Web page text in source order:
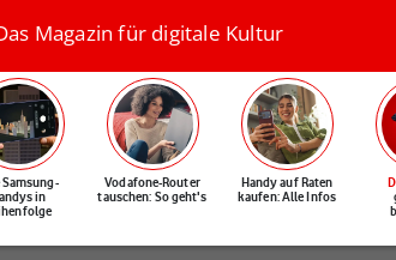
Magazin für digitale Kultur
in
Vodafone-Router
tauschen: So geht's
Handy auf Raten
kaufen: Alle Infos